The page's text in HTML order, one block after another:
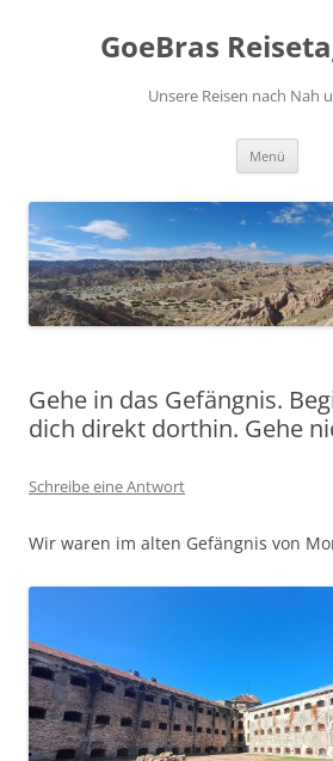
GoeBras
Unsere Reisen nach Nah
Menü
Gehe in das Gefängnis.
dich direkt dorthin. Gehe
Schreibe eine Antwort
Wir waren im alten Gefängnis von